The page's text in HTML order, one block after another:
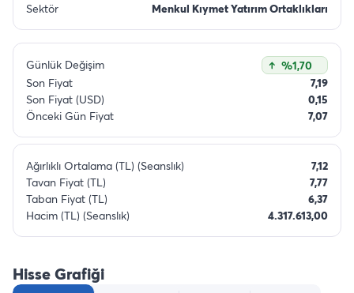
Sektör Menkul Kıymet Yatırım Ortaklıkları
Günlük Değişim
%1,70
Son Fiyat
7,19
Son Fiyat (USD)
0,15
Önceki Gün Fiyat
7,07
Ağırlıklı Ortalama (TL) (Seanslık)
7,12
Tavan Fiyat (TL)
7,77
Taban Fiyat (TL)
6,37
Hacim (TL) (Seanslık)
4.317.613,00
Hisse Grafiği